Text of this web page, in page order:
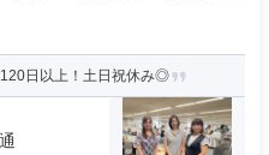
120日以上！土日祝休み◎